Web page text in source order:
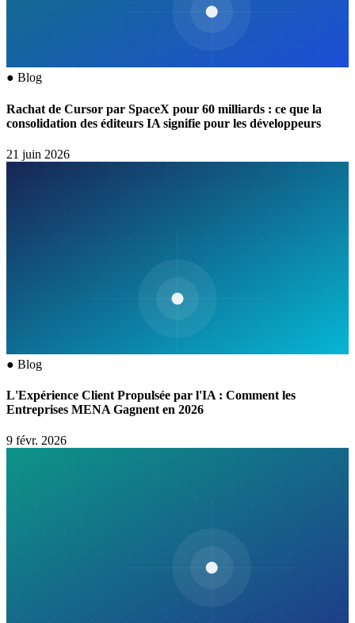
● Blog
Rachat de Cursor par SpaceX pour 60 milliards : ce que la
consolidation des éditeurs IA signifie pour les développeurs
21 juin 2026
● Blog
L'Expérience Client Propulsée par l'IA : Comment les
Entreprises MENA Gagnent en 2026
9 févr. 2026